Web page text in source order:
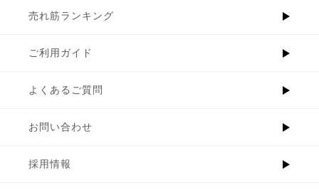
売れ筋ランキング
ご利用ガイド
よくあるご質問
お問い合わせ
採用情報